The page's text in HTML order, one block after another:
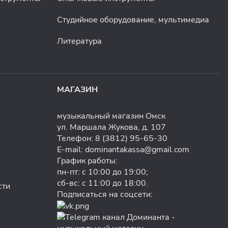
Студийное оборудование, мультимедиа
Литература
МАГАЗИН
музыкальный магазин Омск
ул. Маршала Жукова, д. 107
Телефон: 8 (3812) 95-65-30
E-mail: dominantakassa@gmail.com
График работы:
пн-пт: с 10:00 до 19:00;
сб-вс: с 11:00 до 18:00.
Подписаться на соцсети: